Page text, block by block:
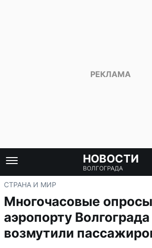
НОВОСТИ
ВОЛГОГРАДА
СТРАНА И МИР
Многочасовые
аэропорту Волгограда
возмутили